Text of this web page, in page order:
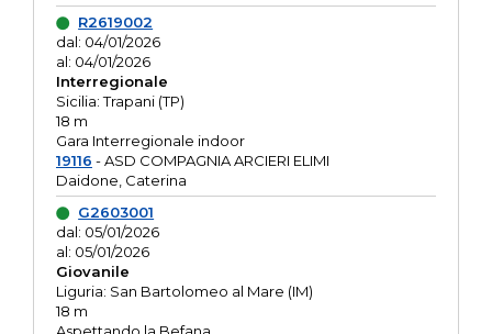
R2619002
dal: 04/01/2026
al: 04/01/2026
Interregionale
Sicilia: Trapani (TP)
18 m
Gara Interregionale indoor
19116 - ASD COMPAGNIA ARCIERI ELIMI
Daidone, Caterina
G2603001
dal: 05/01/2026
al: 05/01/2026
Giovanile
Liguria: San Bartolomeo al Mare (IM)
18 m